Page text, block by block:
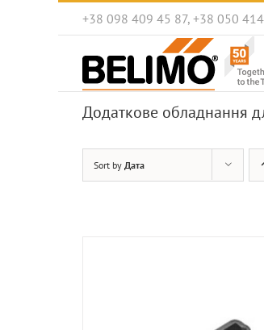
+38 098 409 45 87, +38 050
Додаткове обладнання
Sort by Дата